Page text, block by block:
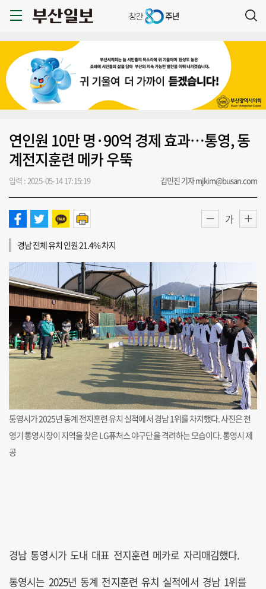
연인원 10만 명·90억 경제 효과…통영, 동
계전지훈련 메카 우뚝
입력 : 2025-05-14 17:15:19 김민진 기자 mjkim@busan.com
가
경남 전체 유치 인원 21.4% 차지
통영시가 2025년 동계 전지훈련 유치 실적에서 경남 1위를 차지했다. 사진은 천
영기 통영시장이 지역을 찾은 LG퓨처스 야구단을 격려하는 모습이다. 통영시 제
공
경남 통영시가 도내 대표 전지훈련 메카로 자리매김했다.
통영시는 2025년 동계 전지훈련 유치 실적에서 경남 1위를